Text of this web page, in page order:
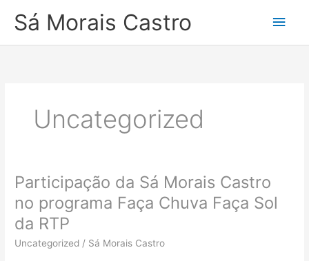
Sá Morais Castro
Main
Uncategorized
Participação da Sá Morais Castro
no programa Faça Chuva Faça Sol
da RTP
Uncategorized / Sá Morais Castro
Participação
Sá
Morais
Castro